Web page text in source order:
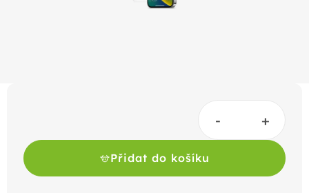
Přidat do košíku